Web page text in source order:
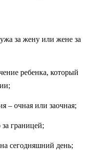
за жену или жене за
ребенка, который
– очная или заочная;
границей;
сегодняшний день;